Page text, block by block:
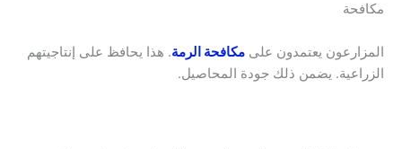
مكافحة
المزارعون يعتمدون على مكافحة الرمة. هذا يحافظ على إنتاجيتهم
الزراعية. يضمن ذلك جودة المحاصيل.